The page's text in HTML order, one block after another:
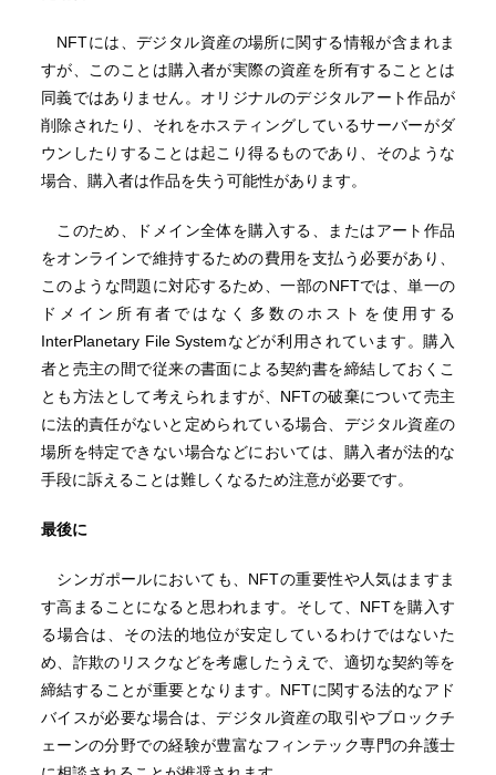
NFTには、デジタル資産の場所に関する情報が含まれま
すが、このことは購入者が実際の資産を所有することとは
同義ではありません。オリジナルのデジタルアート作品が
削除されたり、それをホスティングしているサーバーがダ
ウンしたりすることは起こり得るものであり、そのような
場合、購入者は作品を失う可能性があります。
このため、ドメイン全体を購入する、またはアート作品
をオンラインで維持するための費用を支払う必要があり、
このような問題に対応するため、一部のNFTでは、単一の
ドメイン所有者ではなく多数のホストを使用する
InterPlanetary File Systemなどが利用されています。購入
者と売主の間で従来の書面による契約書を締結しておくこ
とも方法として考えられますが、NFTの破棄について売主
に法的責任がないと定められている場合、デジタル資産の
場所を特定できない場合などにおいては、購入者が法的な
手段に訴えることは難しくなるため注意が必要です。
最後に
シンガポールにおいても、NFTの重要性や人気はますま
す高まることになると思われます。そして、NFTを購入す
る場合は、その法的地位が安定しているわけではないた
め、詐欺のリスクなどを考慮したうえで、適切な契約等を
締結することが重要となります。NFTに関する法的なアド
バイスが必要な場合は、デジタル資産の取引やブロックチ
ェーンの分野での経験が豊富なフィンテック専門の弁護士